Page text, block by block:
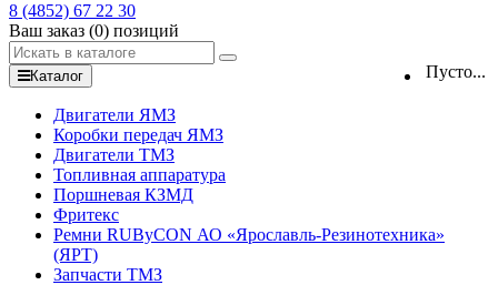
8 (4852) 67 22 30
Ваш заказ (0) позиций
Пусто...
Каталог
Двигатели ЯМЗ
Коробки передач ЯМЗ
Двигатели ТМЗ
Топливная аппаратура
Поршневая КЗМД
Фритекс
Ремни RUByCON АО «Ярославль-Резинотехника»
(ЯРТ)
Запчасти ТМЗ